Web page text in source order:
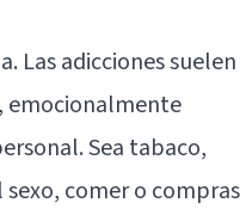
Las adicciones suelen
emocionalmente
Sea tabaco,
comer o compras